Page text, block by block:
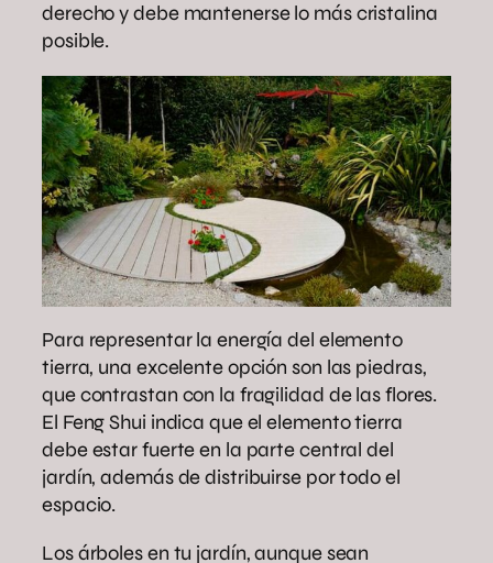
derecho y debe mantenerse lo más cristalina
posible.
Para representar la energía del elemento
tierra, una excelente opción son las piedras,
que contrastan con la fragilidad de las flores.
El Feng Shui indica que el elemento tierra
debe estar fuerte en la parte central del
jardín, además de distribuirse por todo el
espacio.
Los árboles en tu jardín, aunque sean